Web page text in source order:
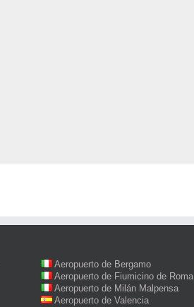
Aeropuerto de Bergamo
Aeropuerto de Fiumicino de Roma
Aeropuerto de Milán Malpensa
Aeropuerto de Valencia